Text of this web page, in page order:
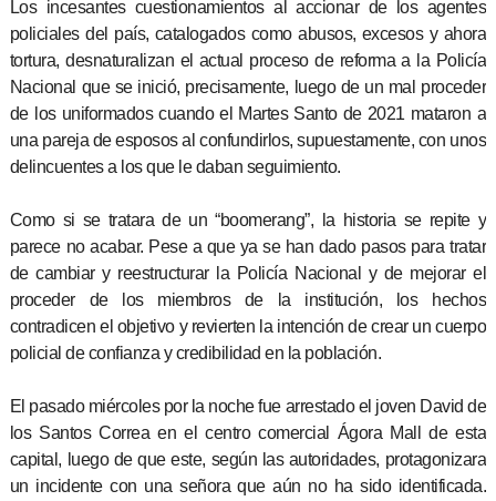
Los incesantes cuestionamientos al accionar de los agentes
policiales del país, catalogados como abusos, excesos y ahora
tortura, desnaturalizan el actual proceso de reforma a la Policía
Nacional que se inició, precisamente, luego de un mal proceder
de los uniformados cuando el Martes Santo de 2021 mataron a
una pareja de esposos al confundirlos, supuestamente, con unos
delincuentes a los que le daban seguimiento.
Como si se tratara de un “boomerang”, la historia se repite y
parece no acabar. Pese a que ya se han dado pasos para tratar
de cambiar y reestructurar la Policía Nacional y de mejorar el
proceder de los miembros de la institución, los hechos
contradicen el objetivo y revierten la intención de crear un cuerpo
policial de confianza y credibilidad en la población.
El pasado miércoles por la noche fue arrestado el joven David de
los Santos Correa en el centro comercial Ágora Mall de esta
capital, luego de que este, según las autoridades, protagonizara
un incidente con una señora que aún no ha sido identificada.